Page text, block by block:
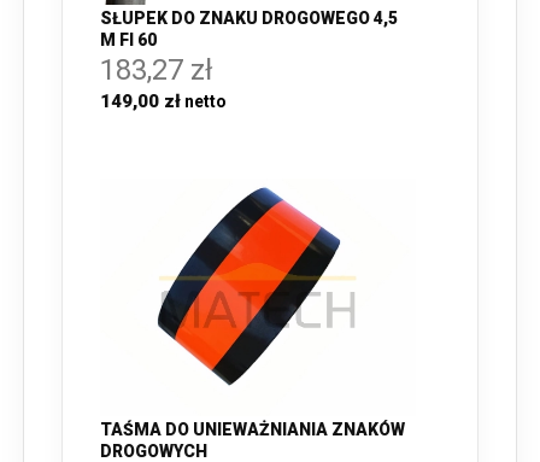
SŁUPEK DO ZNAKU DROGOWEGO 4,5
M FI 60
183,27 zł
149,00 zł
TAŚMA DO UNIEWAŻNIANIA ZNAKÓW
DROGOWYCH